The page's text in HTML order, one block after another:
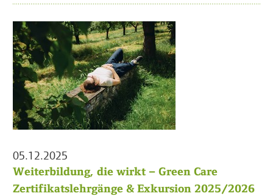
05.12.2025
Weiterbildung, die wirkt – Green Care
Zertifikatslehrgänge & Exkursion 2025/2026